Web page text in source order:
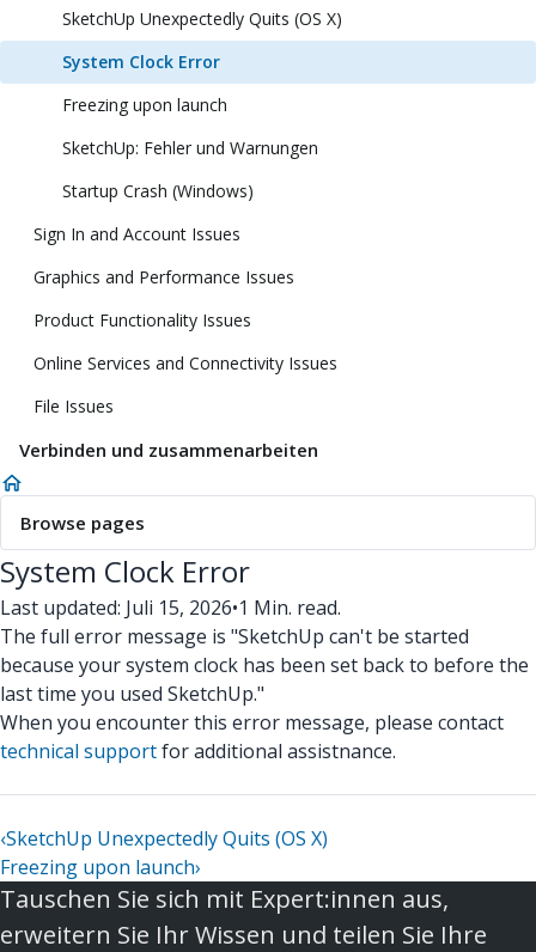
SketchUp Unexpectedly Quits (OS X)
System Clock Error
Freezing upon launch
SketchUp: Fehler und Warnungen
Startup Crash (Windows)
Sign In and Account Issues
Graphics and Performance Issues
Product Functionality Issues
Online Services and Connectivity Issues
File Issues
Verbinden und zusammenarbeiten
Browse pages
System Clock Error
Last updated: Juli 15, 2026•1 Min. read.
The full error message is "SketchUp can't be started
because your system clock has been set back to before the
last time you used SketchUp."
When you encounter this error message, please contact
technical supportfor additional assistnance.
‹SketchUp Unexpectedly Quits (OS X)
Freezing upon launch›
Tauschen Sie sich mit Expert:innen aus,
erweitern Sie Ihr Wissen und teilen Sie Ihre